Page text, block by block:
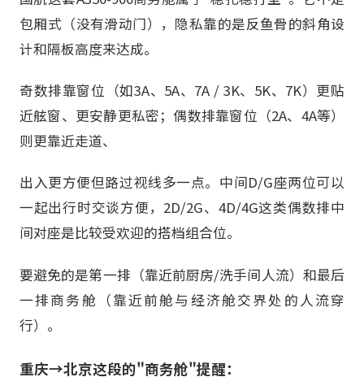
包厢式（没有滑动门），隐私靠的是反鱼骨的斜角设
计和隔板高度来达成。
奇数排靠窗位（如3A、5A、7A / 3K、5K、7K）更贴
近舷窗、更安静更私密；偶数排靠窗位（2A、4A等）
则更靠近走道、
出入更方便但路过视线多一点。中间D/G座两位可以
一起出行时交谈方便，2D/2G、4D/4G这类偶数排中
间对座是比较受欢迎的搭档组合位。
要避免的是第一排（靠近前厨房/洗手间人流）和最后
一排商务舱（靠近前舱与经济舱交界处的人流穿
行）。
重庆→北京这段的"商务舱"提醒：